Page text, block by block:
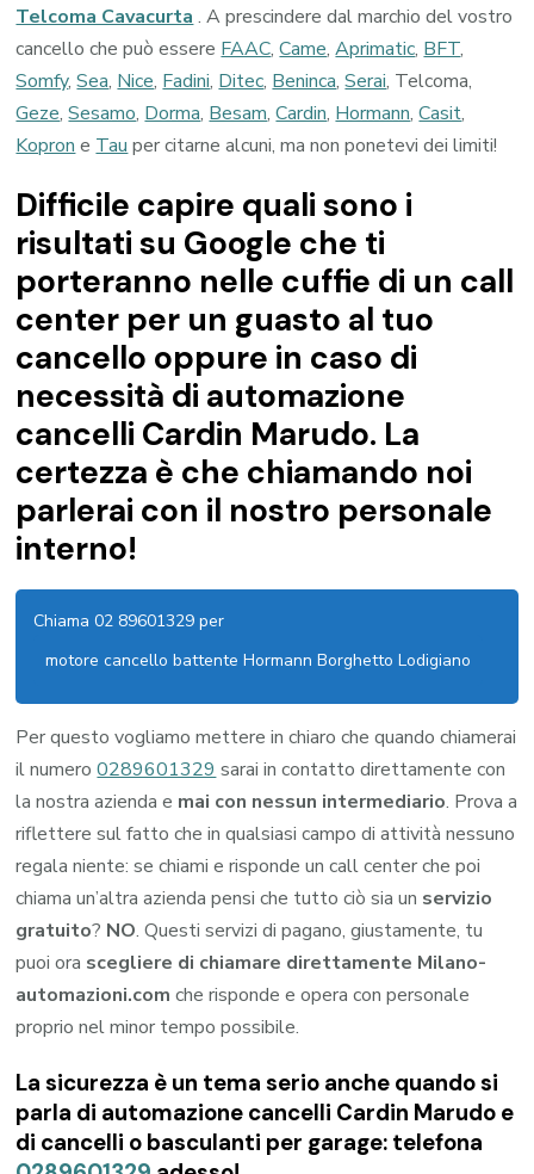
Telcoma Cavacurta. A prescindere dal marchio del vostro
cancello che può essereFAAC,Came,Aprimatic,BFT,
Somfy,Sea,Nice,Fadini,Ditec,Beninca,Serai, Telcoma,
Geze,Sesamo,Dorma,Besam,Cardin,Hormann,Casit,
KoproneTauper citarne alcuni, ma non ponetevi dei limiti!
Difficile capire quali sono i
risultati su Google che ti
porteranno nelle cuffie di un call
center per un guasto al tuo
cancello oppure in caso di
necessità di automazione
cancelli Cardin Marudo. La
certezza è che chiamando noi
parlerai con il nostro personale
interno!
Chiama 02 89601329 per
motore cancello battente Hormann Borghetto Lodigiano
Per questo vogliamo mettere in chiaro che quando chiamerai
il numero0289601329 sarai in contatto direttamente con
la nostra azienda e mai con nessun intermediario. Prova a
riflettere sul fatto che in qualsiasi campo di attività nessuno
regala niente: se chiami e risponde un call center che poi
chiama un’altra azienda pensi che tutto ciò sia un servizio
gratuito? NO. Questi servizi di pagano, giustamente, tu
puoi ora scegliere di chiamare direttamente Milano-
automazioni.com che risponde e opera con personale
proprio nel minor tempo possibile.
La sicurezza è un tema serio anche quando si
parla di automazione cancelli Cardin Marudo e
di cancelli o basculanti per garage: telefona